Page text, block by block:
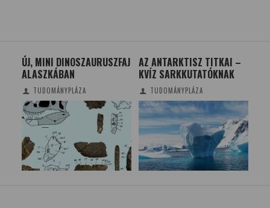
ÚJ, MINI DINOSZAURUSZFAJ
ALASZKÁBAN
TUDOMÁNYPLÁZA
AZ ANTARKTISZ TITKAI –
KVÍZ SARKKUTATÓKNAK
TUDOMÁNYPLÁZA